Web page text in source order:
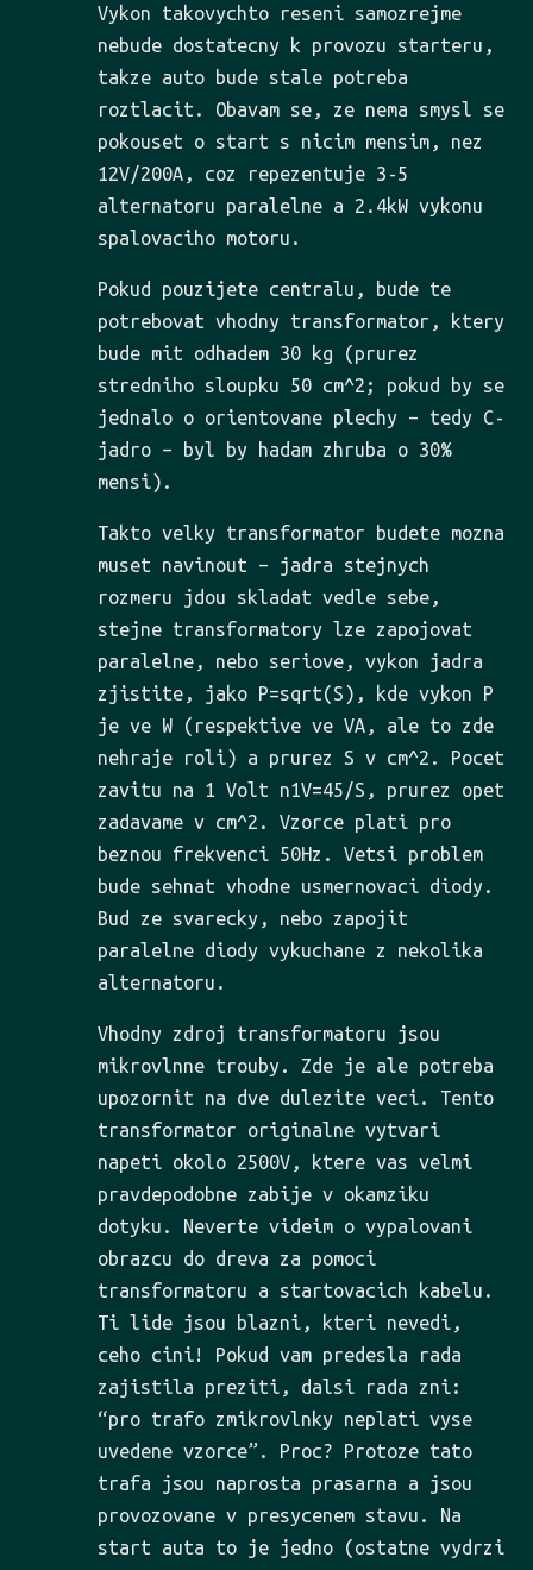
Vykon takovychto reseni samozrejme
nebude dostatecny k provozu starteru,
takze auto bude stale potreba
roztlacit. Obavam se, ze nema smysl se
pokouset o start s nicim mensim, nez
12V/200A, coz repezentuje 3-5
alternatoru paralelne a 2.4kW vykonu
spalovaciho motoru.
Pokud pouzijete centralu, bude te
potrebovat vhodny transformator, ktery
bude mit odhadem 30 kg (prurez
stredniho sloupku 50 cm^2; pokud by se
jednalo o orientovane plechy – tedy C-
jadro – byl by hadam zhruba o 30%
mensi).
Takto velky transformator budete mozna
muset navinout – jadra stejnych
rozmeru jdou skladat vedle sebe,
stejne transformatory lze zapojovat
paralelne, nebo seriove, vykon jadra
zjistite, jako P=sqrt(S), kde vykon P
je ve W (respektive ve VA, ale to zde
nehraje roli) a prurez S v cm^2. Pocet
zavitu na 1 Volt n1V=45/S, prurez opet
zadavame v cm^2. Vzorce plati pro
beznou frekvenci 50Hz. Vetsi problem
bude sehnat vhodne usmernovaci diody.
Bud ze svarecky, nebo zapojit
paralelne diody vykuchane z nekolika
alternatoru.
Vhodny zdroj transformatoru jsou
mikrovlnne trouby. Zde je ale potreba
upozornit na dve dulezite veci. Tento
transformator originalne vytvari
napeti okolo 2500V, ktere vas velmi
pravdepodobne zabije v okamziku
dotyku. Neverte videim o vypalovani
obrazcu do dreva za pomoci
transformatoru a startovacich kabelu.
Ti lide jsou blazni, kteri nevedi,
ceho cini! Pokud vam predesla rada
zajistila preziti, dalsi rada zni:
“pro trafo zmikrovlnky neplati vyse
uvedene vzorce”. Proc? Protoze tato
trafa jsou naprosta prasarna a jsou
provozovane v presycenem stavu. Na
start auta to je jedno (ostatne vydrzi